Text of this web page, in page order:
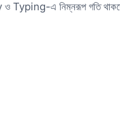
Typing-এ নিম্নরূপ গতি